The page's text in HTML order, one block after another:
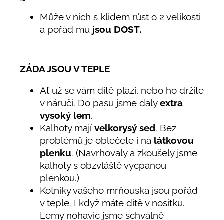
Může v nich s klidem růst o 2 velikosti
a pořád mu jsou DOST.
ZÁDA JSOU V TEPLE
Ať už se vám dítě plazí, nebo ho držíte
v náručí. Do pasu jsme dalyextra
vysoký lem.
Kalhoty mají velkorysý sed. Bez
problémů je oblečete i na látkovou
plenku. (Navrhovaly a zkoušely jsme
kalhoty s obzvláště vycpanou
plenkou.)
Kotníky vašeho mrňouska jsou pořád
v teple. I když máte dítě v nosítku.
Lemy nohavic jsme schválně